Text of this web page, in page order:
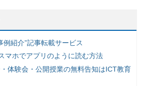
例紹介”記事転載サービス
マホでアプリのように読む方法
体験会・公開授業の無料告知はICT教育